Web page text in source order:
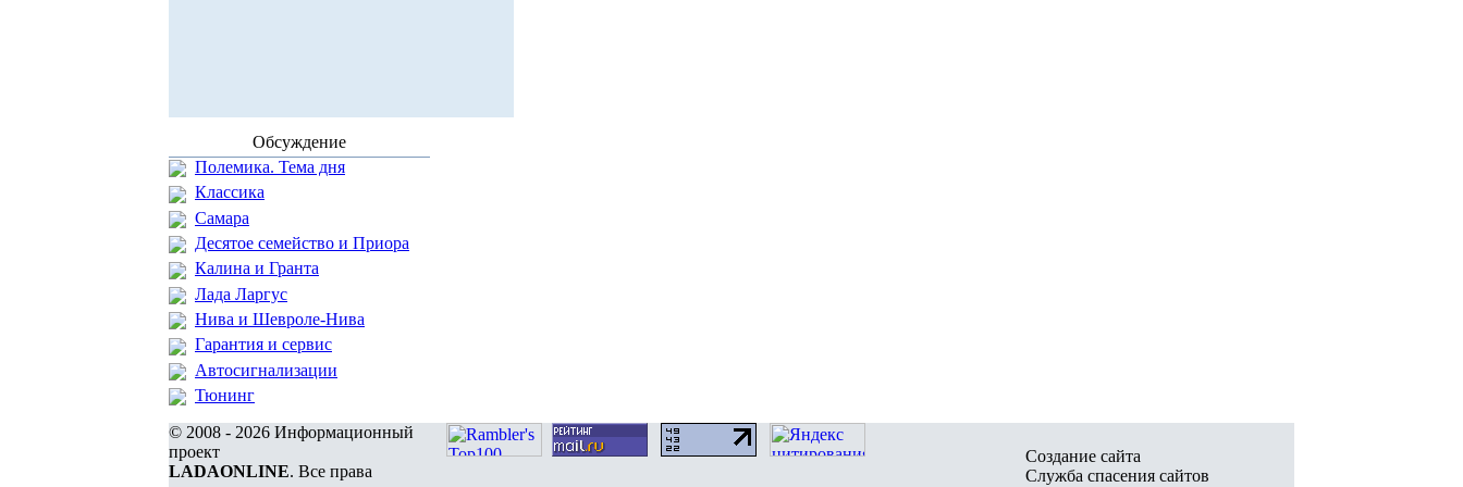
Обсуждение
Полемика. Тема дня
Классика
Самара
Десятое семейство и Приора
Калина и Гранта
Лада Ларгус
Нива и Шевроле-Нива
Гарантия и сервис
Автосигнализации
Тюнинг
© 2008 - 2026 Информационный
проект
LADAONLINE. Все права
Создание сайта
Служба спасения сайтов